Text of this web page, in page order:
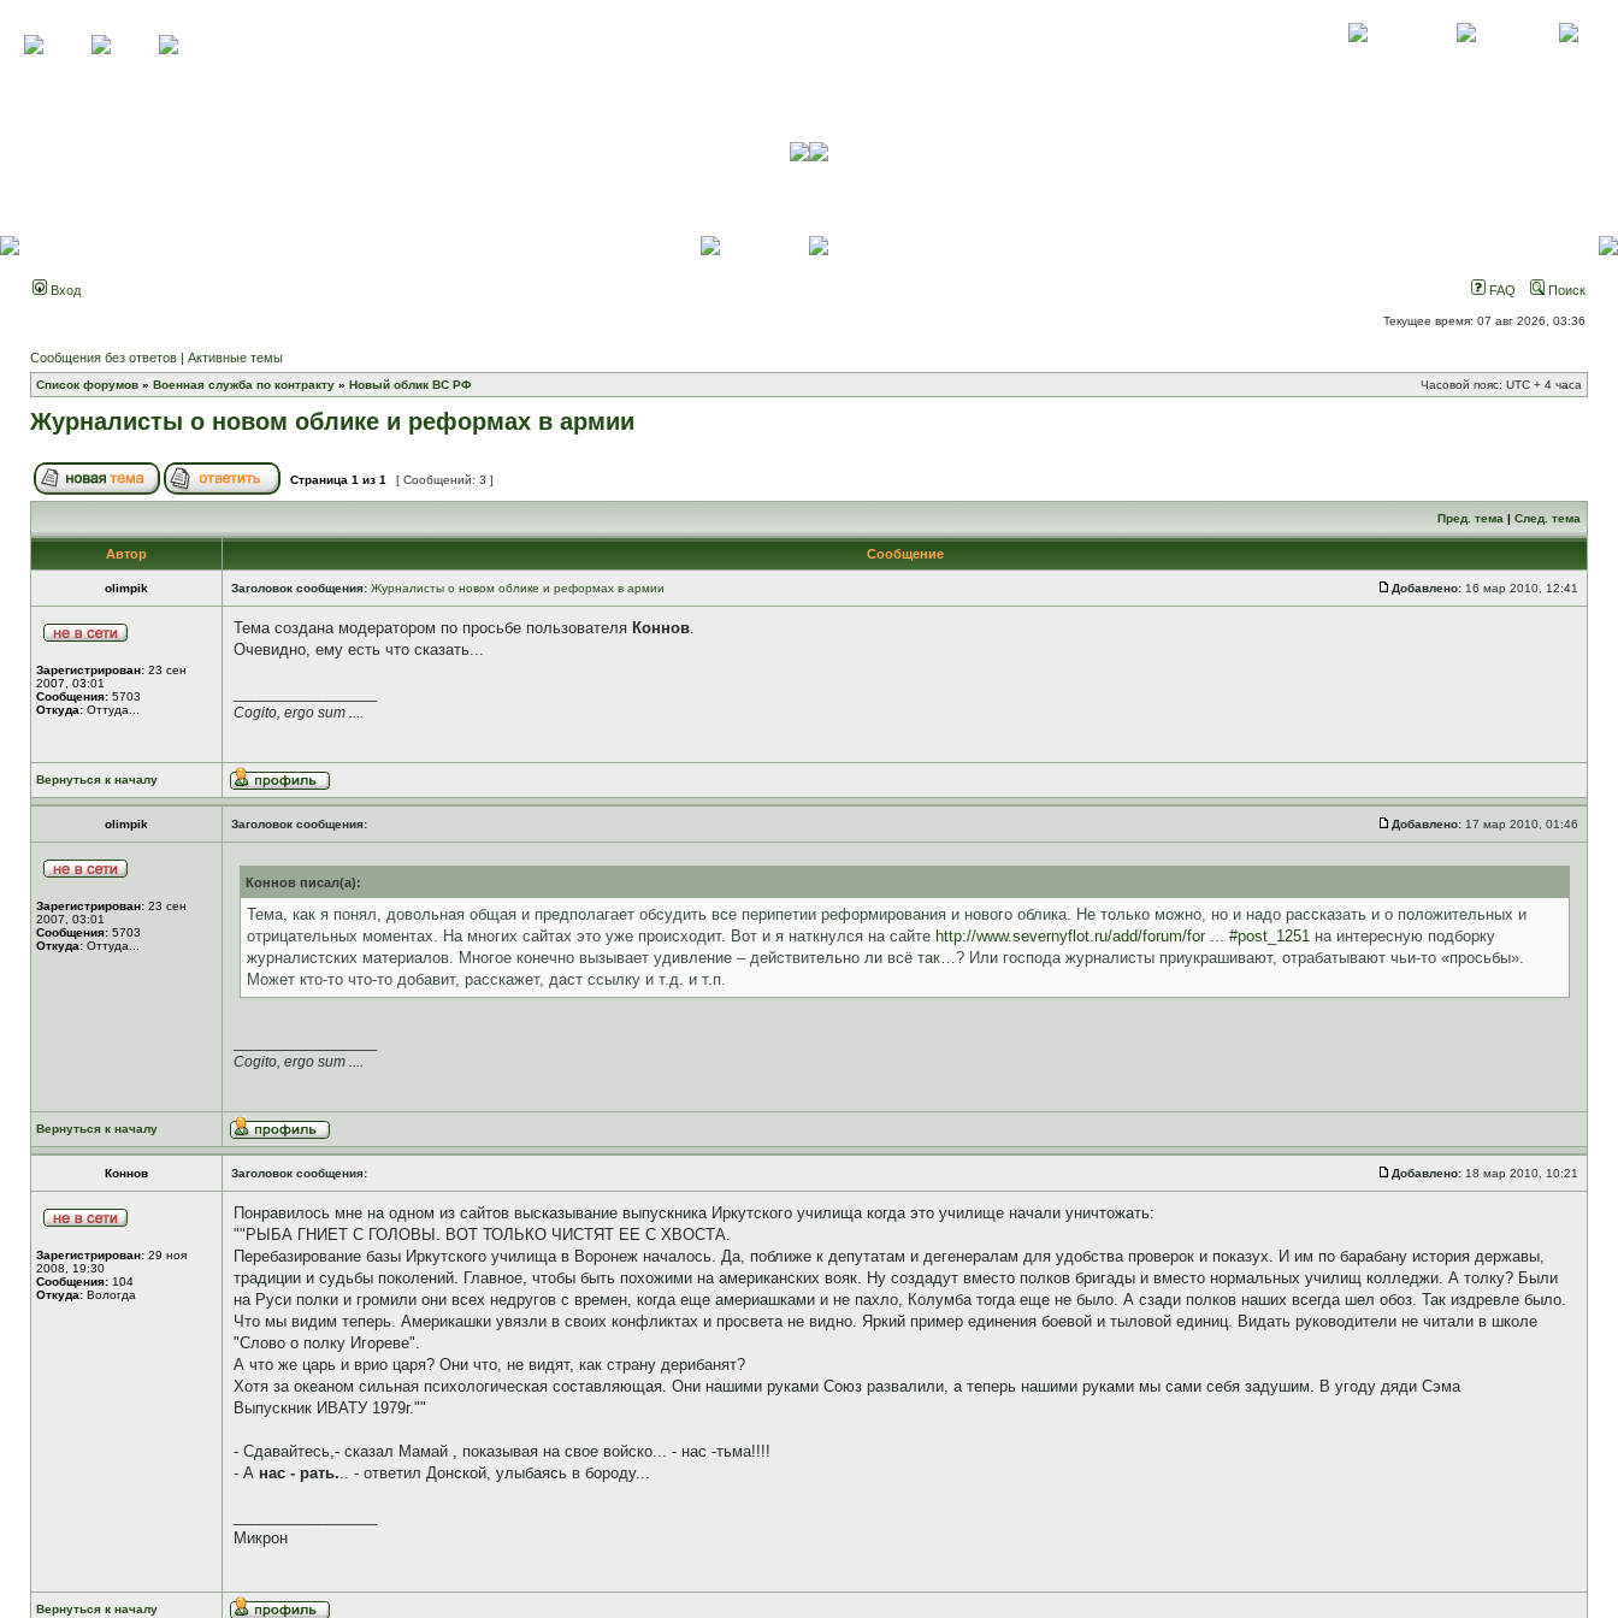
Вход FAQ Поиск
Текущее время: 07 авг 2026, 03:36
Сообщения без ответов | Активные темы
Список форумов » Военная служба по контракту » Новый облик ВС РФ Часовой пояс: UTC + 4 часа
Журналисты о новом облике и реформах в армии
Страница 1 из 1 [ Сообщений: 3 ]
Пред. тема | След. тема
Автор Сообщение
olimpik Заголовок сообщения: Журналисты о новом облике и реформах в армии Добавлено: 16 мар 2010, 12:41
Зарегистрирован: 23 сен
2007, 03:01
Сообщения: 5703
Откуда: Оттуда...
Тема создана модератором по просьбе пользователя Коннов.
Очевидно, ему есть что сказать...
Cogito, ergo sum ....
Вернуться к началу
olimpik Заголовок сообщения: Добавлено: 17 мар 2010, 01:46
Зарегистрирован: 23 сен
2007, 03:01
Сообщения: 5703
Откуда: Оттуда...
Коннов писал(а):
Тема, как я понял, довольная общая и предполагает обсудить все перипетии реформирования и нового облика. Не только можно, но и надо рассказать и о положительных и
отрицательных моментах. На многих сайтах это уже происходит. Вот и я наткнулся на сайте http://www.severnyflot.ru/add/forum/for ... #post_1251 на интересную подборку
журналистских материалов. Многое конечно вызывает удивление – действительно ли всё так…? Или господа журналисты приукрашивают, отрабатывают чьи-то «просьбы».
Может кто-то что-то добавит, расскажет, даст ссылку и т.д. и т.п.
Cogito, ergo sum ....
Вернуться к началу
Коннов Заголовок сообщения: Добавлено: 18 мар 2010, 10:21
Зарегистрирован: 29 ноя
2008, 19:30
Сообщения: 104
Откуда: Вологда
Понравилось мне на одном из сайтов высказывание выпускника Иркутского училища когда это училище начали уничтожать:
""РЫБА ГНИЕТ С ГОЛОВЫ. ВОТ ТОЛЬКО ЧИСТЯТ ЕЕ С ХВОСТА.
Перебазирование базы Иркутского училища в Воронеж началось. Да, поближе к депутатам и дегенералам для удобства проверок и показух. И им по барабану история державы,
традиции и судьбы поколений. Главное, чтобы быть похожими на американских вояк. Ну создадут вместо полков бригады и вместо нормальных училищ колледжи. А толку? Были
на Руси полки и громили они всех недругов с времен, когда еще америашками и не пахло, Колумба тогда еще не было. А сзади полков наших всегда шел обоз. Так издревле было.
Что мы видим теперь. Америкашки увязли в своих конфликтах и просвета не видно. Яркий пример единения боевой и тыловой единиц. Видать руководители не читали в школе
"Слово о полку Игореве".
А что же царь и врио царя? Они что, не видят, как страну дерибанят?
Хотя за океаном сильная психологическая составляющая. Они нашими руками Союз развалили, а теперь нашими руками мы сами себя задушим. В угоду дяди Сэма
Выпускник ИВАТУ 1979г.""
- Сдавайтесь,- сказал Мамай , показывая на свое войско... - нас -тьма!!!!
- А нас - рать... - ответил Донской, улыбаясь в бороду...
Микрон
Вернуться к началу